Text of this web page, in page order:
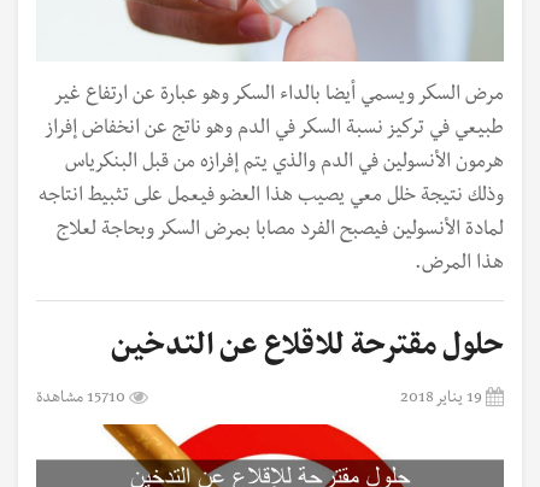
مرض السكر ويسمي أيضا بالداء السكر وهو عبارة عن ارتفاع غير
طبيعي في تركيز نسبة السكر في الدم وهو ناتج عن انخفاض إفراز
هرمون الأنسولين في الدم والذي يتم إفرازه من قبل البنكرياس
وذلك نتيجة خلل معي يصيب هذا العضو فيعمل على تثبيط انتاجه
لمادة الأنسولين فيصبح الفرد مصابا بمرض السكر وبحاجة لعلاج
هذا المرض.
حلول مقترحة للاقلاع عن التدخين
19 يناير 2018 15710 مشاهدة